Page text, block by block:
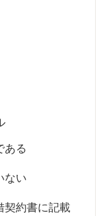
ある
ない
契約書に記載